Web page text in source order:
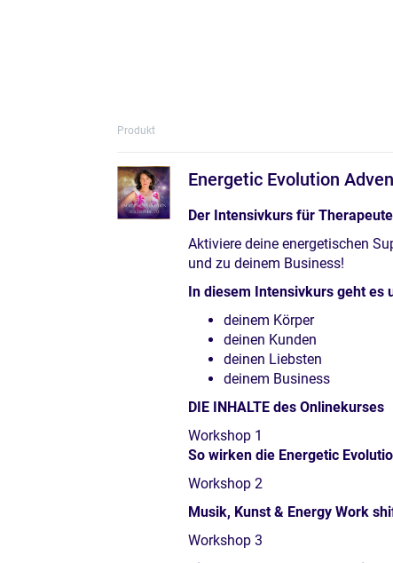
Produkt
Energetic Evolution
Der Intensivkurs für
Aktiviere deine energetischen
und zu deinem Business!
In diesem Intensivkurs geht es
deinem Körper
deinen Kunden
deinen Liebsten
deinem Business
DIE INHALTE des Onlinekurses
Workshop 1
So wirken die Energetic
Workshop 2
Musik, Kunst & Energy Work
Workshop 3